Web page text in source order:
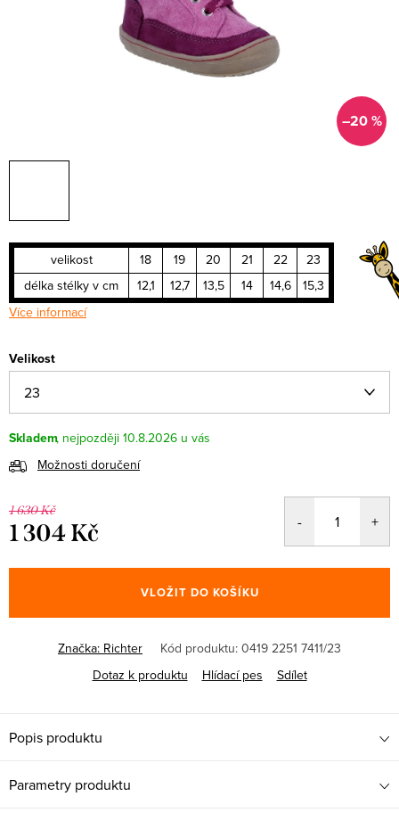
–20 %
velikost 18 19 20 21 22
23
délka stélky v cm
12,1 12,7 13,5 14 14,6
15,3
Více informací
Velikost
Skladem
10.8.2026
Možnosti doručení
1 630 Kč
1 304 Kč
cena:
VLOŽIT DO KOŠÍKU
Značka: Richter Kód produktu: 0419 2251 7411/23
Dotaz k produktu
Hlídací pes Sdílet
Popis produktu
Parametry produktu